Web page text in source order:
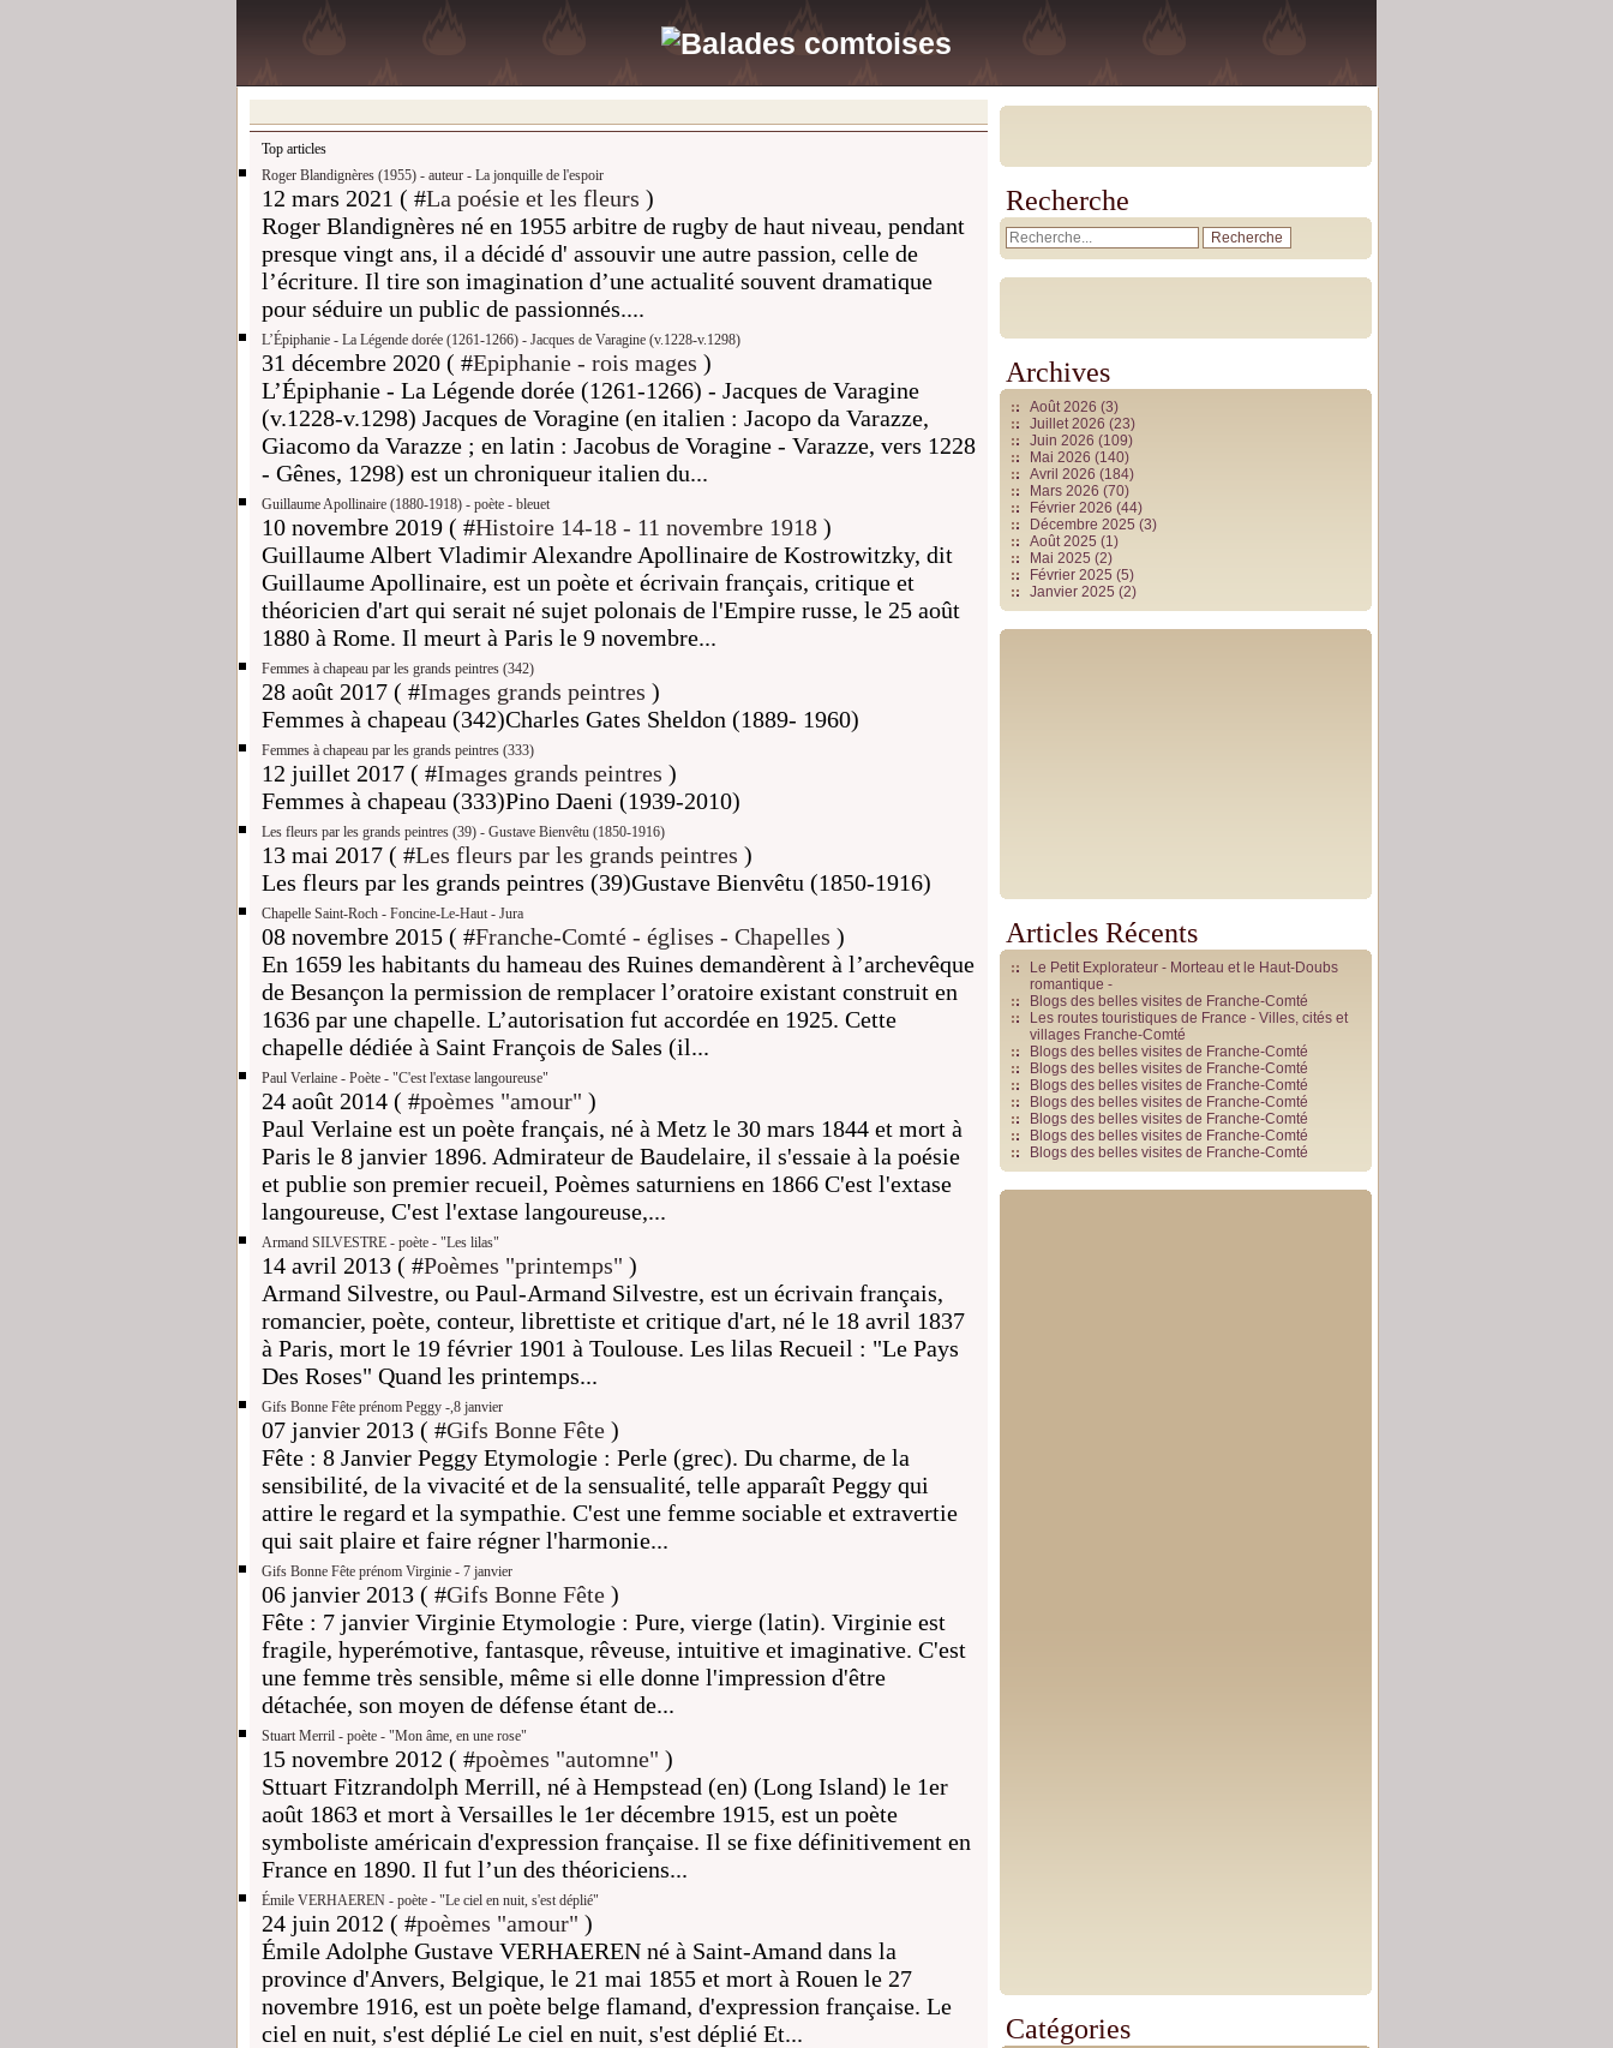
Top articles
Roger Blandignères (1955) - auteur - La jonquille de l'espoir
12 mars 2021 ( #La poésie et les fleurs )
Roger Blandignères né en 1955 arbitre de rugby de haut niveau, pendant
presque vingt ans, il a décidé d' assouvir une autre passion, celle de
l’écriture. Il tire son imagination d’une actualité souvent dramatique
pour séduire un public de passionnés....
L’Épiphanie - La Légende dorée (1261-1266) - Jacques de Varagine (v.1228-v.1298)
31 décembre 2020 ( #Epiphanie - rois mages )
L’Épiphanie - La Légende dorée (1261-1266) - Jacques de Varagine
(v.1228-v.1298) Jacques de Voragine (en italien : Jacopo da Varazze,
Giacomo da Varazze ; en latin : Jacobus de Voragine - Varazze, vers 1228
- Gênes, 1298) est un chroniqueur italien du...
Guillaume Apollinaire (1880-1918) - poète - bleuet
10 novembre 2019 ( #Histoire 14-18 - 11 novembre 1918 )
Guillaume Albert Vladimir Alexandre Apollinaire de Kostrowitzky, dit
Guillaume Apollinaire, est un poète et écrivain français, critique et
théoricien d'art qui serait né sujet polonais de l'Empire russe, le 25 août
1880 à Rome. Il meurt à Paris le 9 novembre...
Femmes à chapeau par les grands peintres (342)
28 août 2017 ( #Images grands peintres )
Femmes à chapeau (342)Charles Gates Sheldon (1889- 1960)
Femmes à chapeau par les grands peintres (333)
12 juillet 2017 ( #Images grands peintres )
Femmes à chapeau (333)Pino Daeni (1939-2010)
Les fleurs par les grands peintres (39) - Gustave Bienvêtu (1850-1916)
13 mai 2017 ( #Les fleurs par les grands peintres )
Les fleurs par les grands peintres (39)Gustave Bienvêtu (1850-1916)
Chapelle Saint-Roch - Foncine-Le-Haut - Jura
08 novembre 2015 ( #Franche-Comté - églises - Chapelles )
En 1659 les habitants du hameau des Ruines demandèrent à l’archevêque
de Besançon la permission de remplacer l’oratoire existant construit en
1636 par une chapelle. L’autorisation fut accordée en 1925. Cette
chapelle dédiée à Saint François de Sales (il...
Paul Verlaine - Poète - "C'est l'extase langoureuse"
24 août 2014 ( #poèmes "amour" )
Paul Verlaine est un poète français, né à Metz le 30 mars 1844 et mort à
Paris le 8 janvier 1896. Admirateur de Baudelaire, il s'essaie à la poésie
et publie son premier recueil, Poèmes saturniens en 1866 C'est l'extase
langoureuse, C'est l'extase langoureuse,...
Armand SILVESTRE - poète - "Les lilas"
14 avril 2013 ( #Poèmes "printemps" )
Armand Silvestre, ou Paul-Armand Silvestre, est un écrivain français,
romancier, poète, conteur, librettiste et critique d'art, né le 18 avril 1837
à Paris, mort le 19 février 1901 à Toulouse. Les lilas Recueil : "Le Pays
Des Roses" Quand les printemps...
Gifs Bonne Fête prénom Peggy -,8 janvier
07 janvier 2013 ( #Gifs Bonne Fête )
Fête : 8 Janvier Peggy Etymologie : Perle (grec). Du charme, de la
sensibilité, de la vivacité et de la sensualité, telle apparaît Peggy qui
attire le regard et la sympathie. C'est une femme sociable et extravertie
qui sait plaire et faire régner l'harmonie...
Gifs Bonne Fête prénom Virginie - 7 janvier
06 janvier 2013 ( #Gifs Bonne Fête )
Fête : 7 janvier Virginie Etymologie : Pure, vierge (latin). Virginie est
fragile, hyperémotive, fantasque, rêveuse, intuitive et imaginative. C'est
une femme très sensible, même si elle donne l'impression d'être
détachée, son moyen de défense étant de...
Stuart Merril - poète - "Mon âme, en une rose"
15 novembre 2012 ( #poèmes "automne" )
Sttuart Fitzrandolph Merrill, né à Hempstead (en) (Long Island) le 1er
août 1863 et mort à Versailles le 1er décembre 1915, est un poète
symboliste américain d'expression française. Il se fixe définitivement en
France en 1890. Il fut l’un des théoriciens...
Émile VERHAEREN - poète - "Le ciel en nuit, s'est déplié"
24 juin 2012 ( #poèmes "amour" )
Émile Adolphe Gustave VERHAEREN né à Saint-Amand dans la
province d'Anvers, Belgique, le 21 mai 1855 et mort à Rouen le 27
novembre 1916, est un poète belge flamand, d'expression française. Le
ciel en nuit, s'est déplié Le ciel en nuit, s'est déplié Et...
Recherche
Archives
Août 2026 (3)
Juillet 2026 (23)
Juin 2026 (109)
Mai 2026 (140)
Avril 2026 (184)
Mars 2026 (70)
Février 2026 (44)
Décembre 2025 (3)
Août 2025 (1)
Mai 2025 (2)
Février 2025 (5)
Janvier 2025 (2)
Articles Récents
Le Petit Explorateur - Morteau et le Haut-Doubs
romantique -
Blogs des belles visites de Franche-Comté
Les routes touristiques de France - Villes, cités et
villages Franche-Comté
Blogs des belles visites de Franche-Comté
Blogs des belles visites de Franche-Comté
Blogs des belles visites de Franche-Comté
Blogs des belles visites de Franche-Comté
Blogs des belles visites de Franche-Comté
Blogs des belles visites de Franche-Comté
Blogs des belles visites de Franche-Comté
Catégories